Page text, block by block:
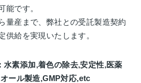
能です。
量産まで、弊社との受託製造契約
供給を実現いたします。
素添加,着色の除去,安定性,医薬
ール製造,GMP対応,etc